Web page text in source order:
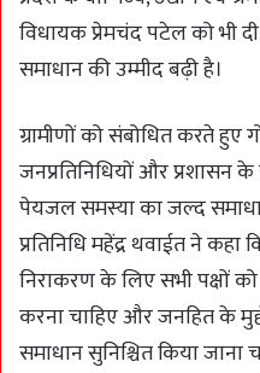
विधायक प्रेमचंद पटेल को भी
समाधान की उम्मीद बढ़ी है।
ग्रामीणों को संबोधित करते हुए
जनप्रतिनिधियों और प्रशासन
पेयजल समस्या का जल्द
प्रतिनिधि महेंद्र थवाईत ने कहा
निराकरण के लिए सभी पक्षों
करना चाहिए और जनहित के
समाधान सुनिश्चित किया जाना